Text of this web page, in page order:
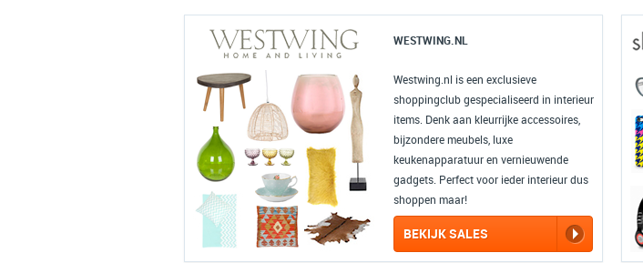
WESTWING.NL
Westwing.nl is een exclusieve
shoppingclub gespecialiseerd in interieur
items. Denk aan kleurrijke accessoires,
bijzondere meubels, luxe
keukenapparatuur en vernieuwende
gadgets. Perfect voor ieder interieur dus
shoppen maar!
BEKIJK SALES